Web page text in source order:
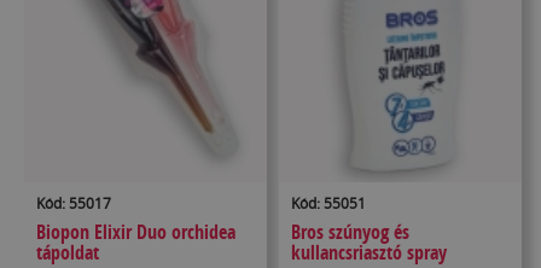
Kód: 55017
Biopon Elixir Duo orchidea
tápoldat
Kód: 55051
Bros szúnyog és
kullancsriasztó spray